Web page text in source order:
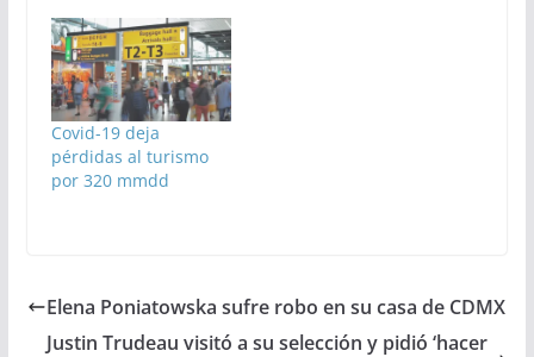
Covid-19 deja
pérdidas al turismo
por 320 mmdd
Elena Poniatowska sufre robo en su casa de CDMX
Justin Trudeau visitó a su selección y pidió ‘hacer